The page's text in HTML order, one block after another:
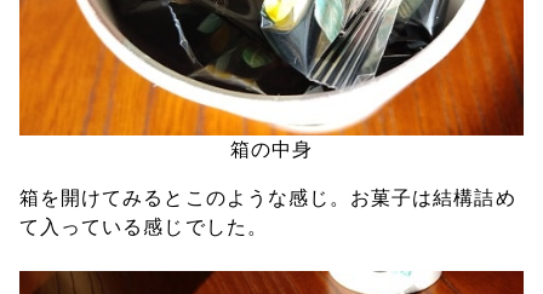
箱の中身
箱を開けてみるとこのような感じ。お菓子は結構詰め
て入っている感じでした。